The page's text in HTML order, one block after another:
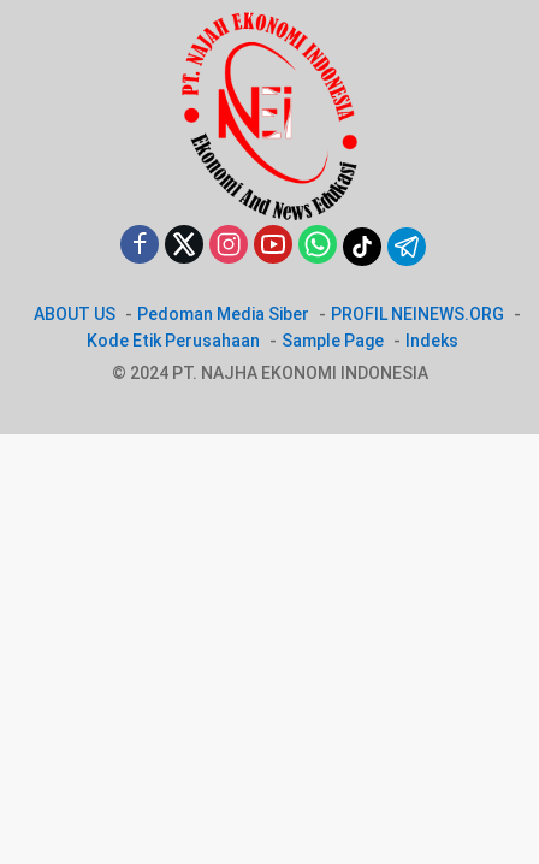
ABOUT US Pedoman Media Siber
PROFIL NEINEWS.ORG
Kode Etik Perusahaan
Sample Page
Indeks
© 2024 PT. NAJHA EKONOMI INDONESIA